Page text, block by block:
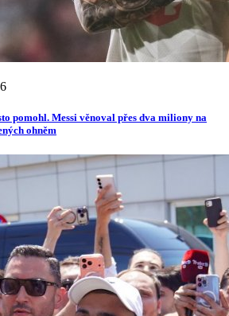
pomohl. Messi věnoval přes dva miliony na
ohněm